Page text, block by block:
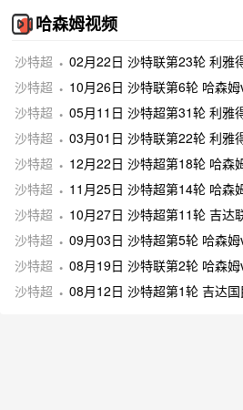
哈森姆视频
沙特超
02月22日 沙特联第23轮 利雅得
沙特超
10月26日 沙特联第6轮 哈森姆vs
沙特超
05月11日 沙特超第31轮 利雅得
沙特超
03月01日 沙特联第22轮 利雅得
沙特超
12月22日 沙特超第18轮 哈森姆
沙特超
11月25日 沙特超第14轮 哈森姆
沙特超
10月27日 沙特超第11轮 吉达联
沙特超
09月03日 沙特超第5轮 哈森姆vs
沙特超
08月19日 沙特联第2轮 哈森姆
沙特超
08月12日 沙特超第1轮 吉达国